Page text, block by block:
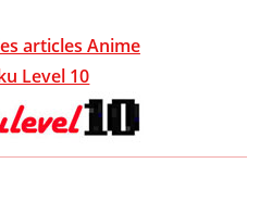
articles Anime
Level 10